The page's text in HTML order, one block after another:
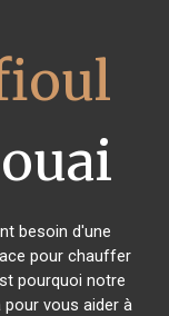
besoin d'une
pour chauffer
pourquoi notre
vous aider à